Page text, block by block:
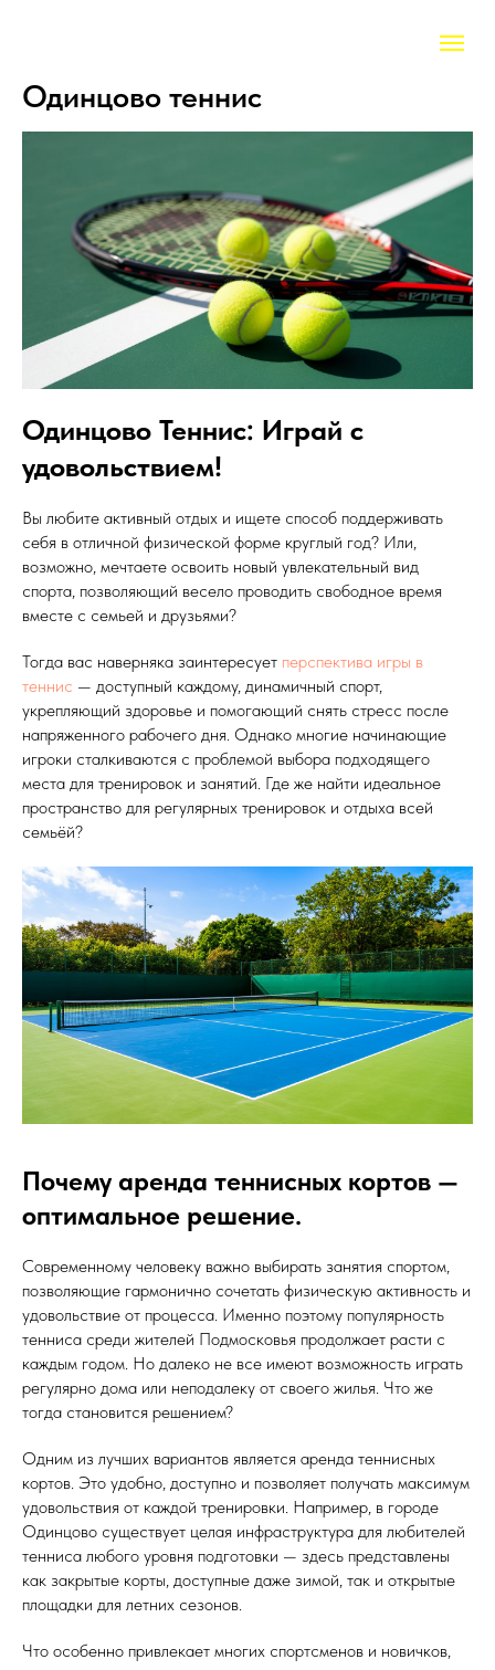
Одинцово теннис
Одинцово Теннис: Играй с
удовольствием!
Вы любите активный отдых и ищете способ поддерживать
себя в отличной физической форме круглый год? Или,
возможно, мечтаете освоить новый увлекательный вид
спорта, позволяющий весело проводить свободное время
вместе с семьей и друзьями?
Тогда вас наверняка заинтересует перспектива игры в
теннис — доступный каждому, динамичный спорт,
укрепляющий здоровье и помогающий снять стресс после
напряженного рабочего дня. Однако многие начинающие
игроки сталкиваются с проблемой выбора подходящего
места для тренировок и занятий. Где же найти идеальное
пространство для регулярных тренировок и отдыха всей
семьёй?
Почему аренда теннисных кортов —
оптимальное решение.
Современному человеку важно выбирать занятия спортом,
позволяющие гармонично сочетать физическую активность и
удовольствие от процесса. Именно поэтому популярность
тенниса среди жителей Подмосковья продолжает расти с
каждым годом. Но далеко не все имеют возможность играть
регулярно дома или неподалеку от своего жилья. Что же
тогда становится решением?
Одним из лучших вариантов является аренда теннисных
кортов. Это удобно, доступно и позволяет получать максимум
удовольствия от каждой тренировки. Например, в городе
Одинцово существует целая инфраструктура для любителей
тенниса любого уровня подготовки — здесь представлены
как закрытые корты, доступные даже зимой, так и открытые
площадки для летних сезонов.
Что особенно привлекает многих спортсменов и новичков,